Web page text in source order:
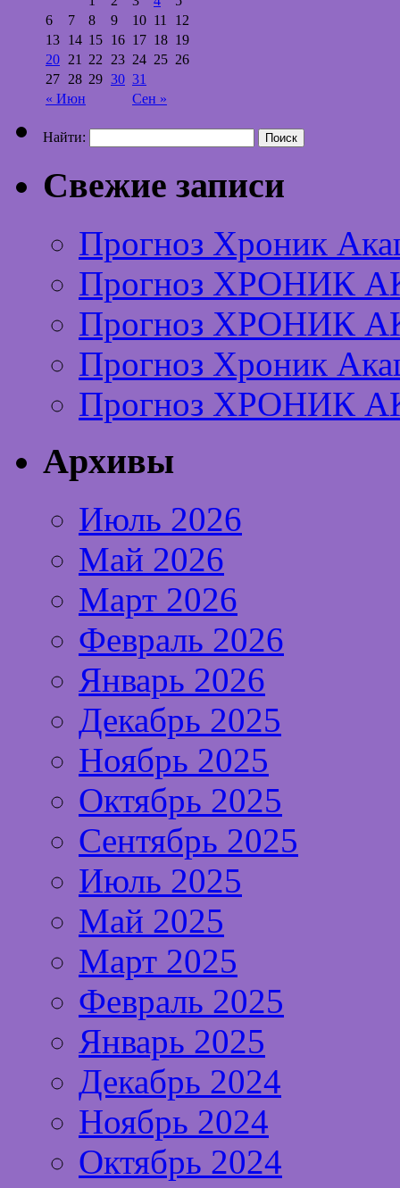
« Июн Сен »
6
7 8 9 10 11
12
13 14 15 16 17 18 19
20 21 22 23 24 25 26
27 28 29 30 31
Найти:
Свежие записи
Прогноз Хроник
Прогноз ХРОНИК
Прогноз ХРОНИК
Прогноз Хроник
Прогноз ХРОНИК
Архивы
Июль 2026
Май 2026
Март 2026
Февраль 2026
Январь 2026
Декабрь 2025
Ноябрь 2025
Октябрь 2025
Сентябрь 2025
Июль 2025
Май 2025
Март 2025
Февраль 2025
Январь 2025
Декабрь 2024
Ноябрь 2024
Октябрь 2024